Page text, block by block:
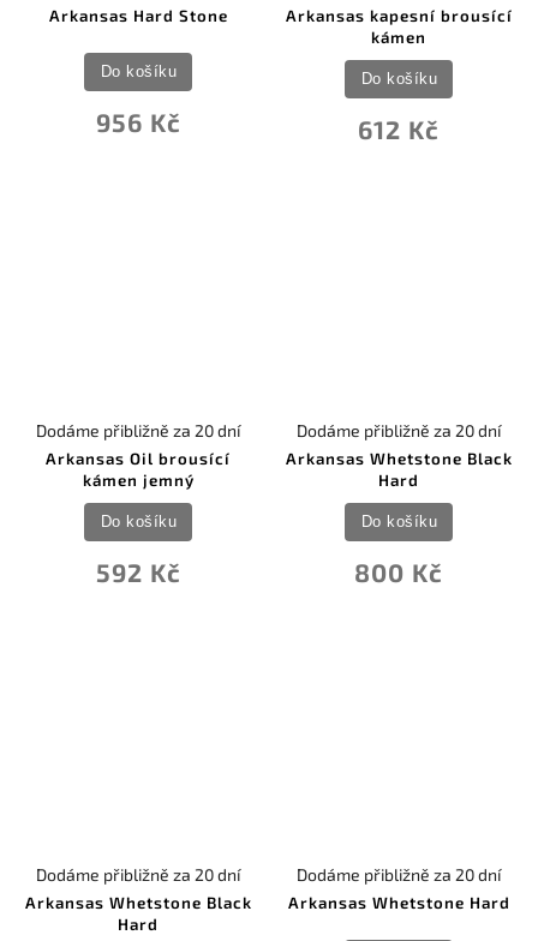
Arkansas Hard Stone
956 Kč
Do košíku
Arkansas kapesní brousící
kámen
612 Kč
Do košíku
Arkansas Oil brousící
kámen jemný
Dodáme přibližně za 20 dní
592 Kč
Do košíku
Arkansas Whetstone Black
Hard
Dodáme přibližně za 20 dní
800 Kč
Do košíku
Arkansas Whetstone Black
Hard
Dodáme přibližně za 20 dní
Arkansas Whetstone Hard
Dodáme přibližně za 20 dní